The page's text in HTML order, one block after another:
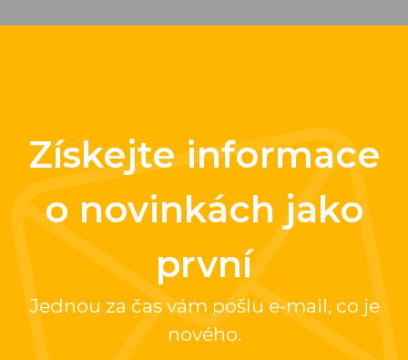
Získejte informace
o novinkách jako
první
Jednou za čas vám pošlu e-mail, co je
nového.